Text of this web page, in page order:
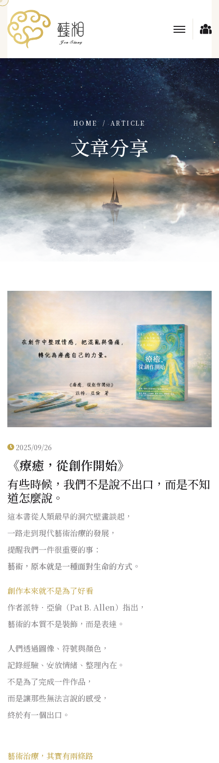
HOME ARTICLE
文章分享
2025/09/26
《療癒，從創作開始》
有些時候，我們不是說不出口，而是不知
道怎麼說。
這本書從人類最早的洞穴壁畫談起，
一路走到現代藝術治療的發展，
提醒我們一件很重要的事：
藝術，原本就是一種面對生命的方式。
創作本來就不是為了好看
作者派特．亞倫（Pat B. Allen）指出，
藝術的本質不是裝飾，而是表達。
人們透過圖像、符號與顏色，
記錄經驗、安放情緒、整理內在。
不是為了完成一件作品，
而是讓那些無法言說的感受，
終於有一個出口。
藝術治療，其實有兩條路